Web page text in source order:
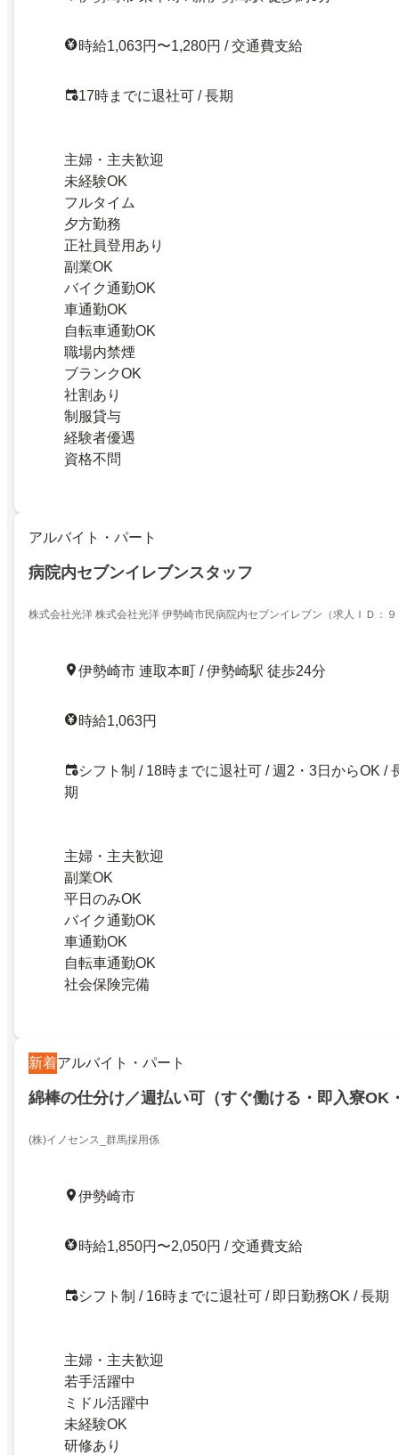
時給1,063円〜1,280円 / 交通費支給
17時までに退社可 / 長期
主婦・主夫歓迎
未経験OK
フルタイム
夕方勤務
正社員登用あり
副業OK
バイク通勤OK
車通勤OK
自転車通勤OK
職場内禁煙
ブランクOK
社割あり
制服貸与
経験者優遇
資格不問
アルバイト・パート
病院内セブンイレブンスタッフ
株式会社光洋 株式会社光洋 伊勢崎市民病院内セブンイレブン（求人ＩＤ：
伊勢崎市 連取本町 / 伊勢崎駅 徒歩24分
時給1,063円
シフト制 / 18時までに退社可 / 週2・3日からOK /
期
主婦・主夫歓迎
副業OK
平日のみOK
バイク通勤OK
車通勤OK
自転車通勤OK
社会保険完備
新着アルバイト・パート
綿棒の仕分け／週払い可（すぐ働ける・即入寮OK
(株)イノセンス_群馬採用係
伊勢崎市
時給1,850円〜2,050円 / 交通費支給
シフト制 / 16時までに退社可 / 即日勤務OK / 長期
主婦・主夫歓迎
若手活躍中
ミドル活躍中
未経験OK
研修あり